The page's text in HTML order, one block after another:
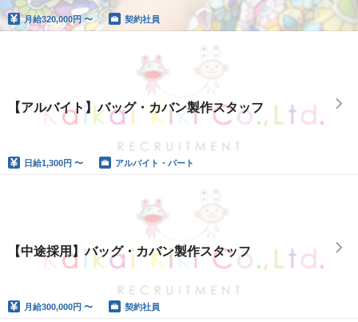
月給320,000円 〜 契約社員
【アルバイト】バッグ・カバン製作スタッフ
日給1,300円 〜 アルバイト・パート
【中途採用】バッグ・カバン製作スタッフ
月給300,000円 〜 契約社員